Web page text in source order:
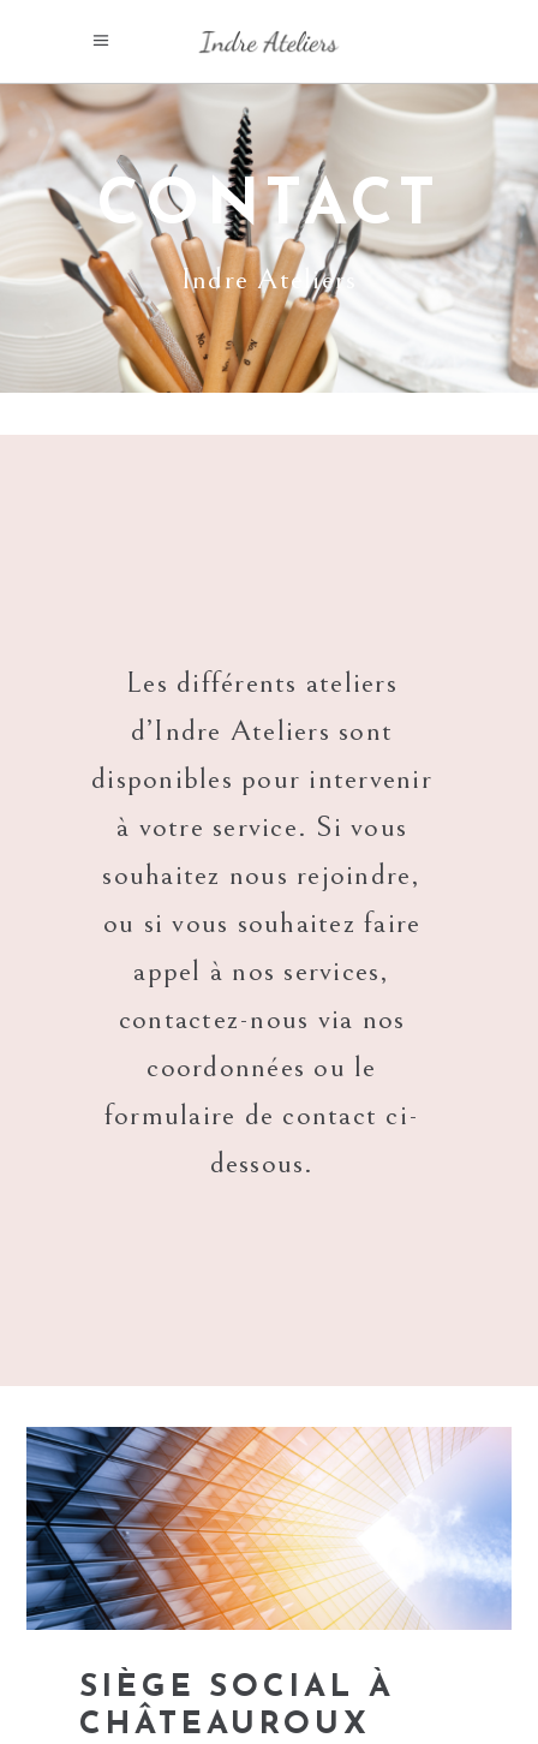
CONTACT
Indre Ateliers
Les différents ateliers
d’Indre Ateliers sont
disponibles pour intervenir
à votre service. Si vous
souhaitez nous rejoindre,
ou si vous souhaitez faire
appel à nos services,
contactez-nous via nos
coordonnées ou le
formulaire de contact ci-
dessous.
SIÈGE SOCIAL À
CHÂTEAUROUX